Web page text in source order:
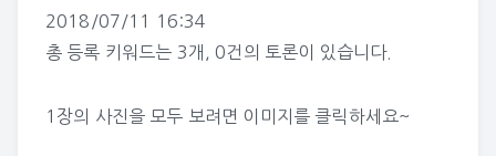
2018/07/11 16:34
총 등록 키워드는 3개, 0건의 토론이 있습니다.
1장의 사진을 모두 보려면 이미지를 클릭하세요~